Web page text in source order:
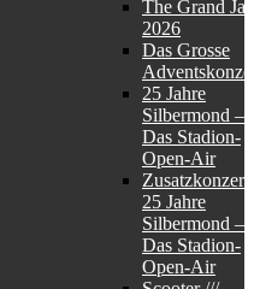
The Grand
2026
Das Grosse
25 Jahre
Silbermond –
Das Stadion-
Open-Air
Zusatzkonzert:
25 Jahre
Silbermond –
Das Stadion-
Open-Air